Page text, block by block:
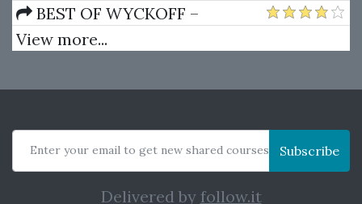
Nine
Aspects For Short Term Trading
Options Trading Masterclass
(POTM)
BEST OF WYCKOFF –
Practical Applications of the
View more...
Enter your email to get new shared courses Subscribe
Delivered by follow.it